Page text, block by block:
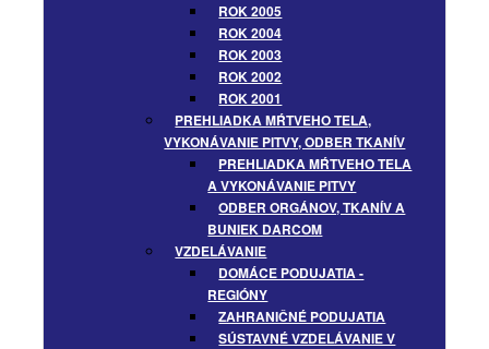
ROK 2005
ROK 2004
ROK 2003
ROK 2002
ROK 2001
PREHLIADKA MŔTVEHO TELA,
VYKONÁVANIE PITVY, ODBER TKANÍV
PREHLIADKA MŔTVEHO TELA
A VYKONÁVANIE PITVY
ODBER ORGÁNOV, TKANÍV A
BUNIEK DARCOM
VZDELÁVANIE
DOMÁCE PODUJATIA -
REGIÓNY
ZAHRANIČNÉ PODUJATIA
SÚSTAVNÉ VZDELÁVANIE V